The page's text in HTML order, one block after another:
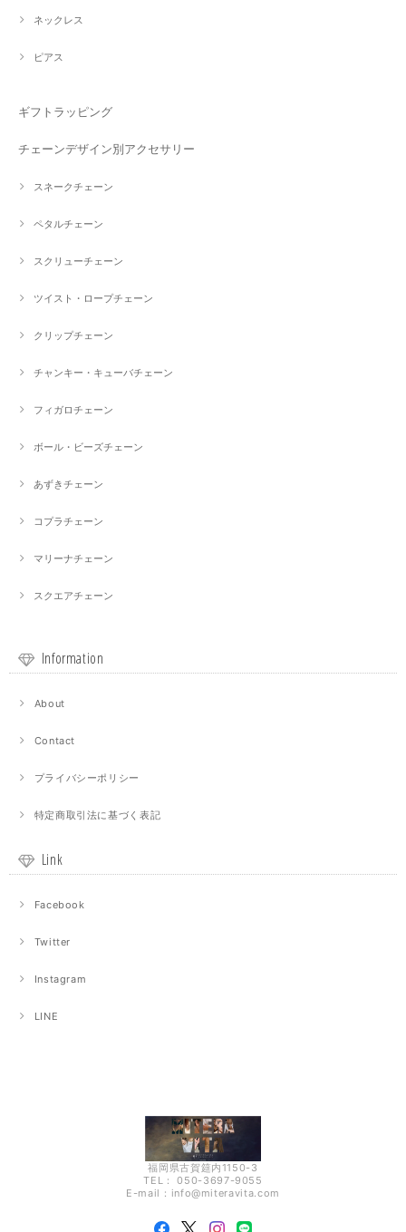
ネックレス
ピアス
ギフトラッピング
チェーンデザイン別アクセサリー
スネークチェーン
ペタルチェーン
スクリューチェーン
ツイスト・ロープチェーン
クリップチェーン
チャンキー・キューバチェーン
フィガロチェーン
ボール・ビーズチェーン
あずきチェーン
コプラチェーン
マリーナチェーン
スクエアチェーン
Information
About
Contact
プライバシーポリシー
特定商取引法に基づく表記
Link
Facebook
Twitter
Instagram
LINE
福岡県古賀筵内1150-3
TEL： 050-3697-9055
E-mail： info@miteravita.com